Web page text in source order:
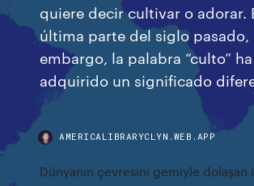
quiere decir cultivar o adorar.
última parte del siglo pasado,
embargo, la palabra “culto” ha
adquirido un significado
AMERICALIBRARYCLYN.WEB.APP
Dünyanın çevresini gemiyle dolaşan